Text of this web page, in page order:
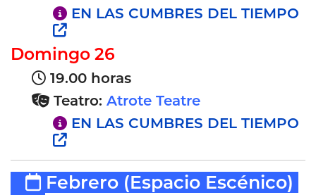
EN LAS CUMBRES DEL TIEMPO
Domingo 26
19.00 horas
Teatro: Atrote Teatre
EN LAS CUMBRES DEL TIEMPO
Febrero (Espacio Escénico)